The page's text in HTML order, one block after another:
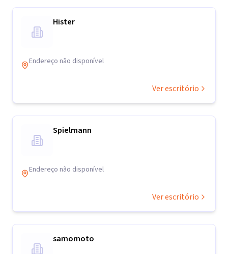
Hister
Endereço não disponível
Ver escritório
Spielmann
Endereço não disponível
Ver escritório
samomoto